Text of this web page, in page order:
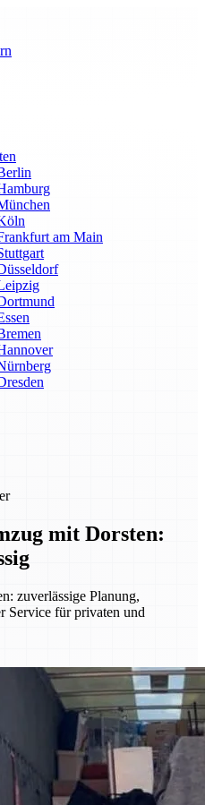
am Main
mit Dorsten:
zuverlässige Planung,
Service für privaten und